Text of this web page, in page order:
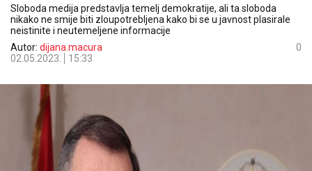
Sloboda medija predstavlja temelj demokratije, ali ta sloboda
nikako ne smije biti zloupotrebljena kako bi se u javnost plasirale
neistinite i neutemeljene informacije
Autor: dijana.macura
02.05.2023.
15:33
0